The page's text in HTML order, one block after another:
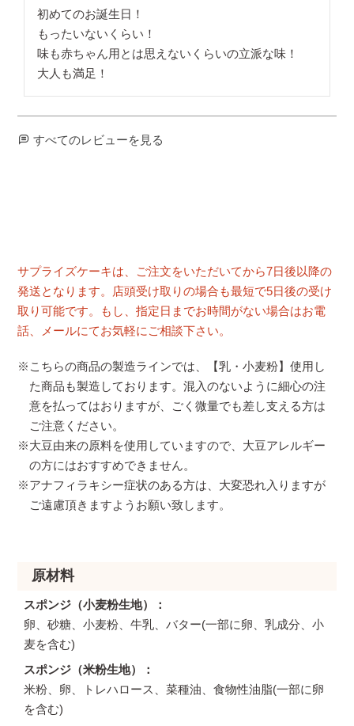
初めてのお誕生日！
もったいないくらい！
味も赤ちゃん用とは思えないくらいの立派な味！
大人も満足！
すべてのレビューを見る
サプライズケーキは、ご注文をいただいてから7日後以降の
発送となります。店頭受け取りの場合も最短で5日後の受け
取り可能です。もし、指定日までお時間がない場合はお電
話、メールにてお気軽にご相談下さい。
※こちらの商品の製造ラインでは、【乳・小麦粉】使用し
た商品も製造しております。混入のないように細心の注
意を払ってはおりますが、ごく微量でも差し支える方は
ご注意ください。
※大豆由来の原料を使用していますので、大豆アレルギー
の方にはおすすめできません。
※アナフィラキシー症状のある方は、大変恐れ入りますが
ご遠慮頂きますようお願い致します。
原材料
スポンジ（小麦粉生地）
卵、砂糖、小麦粉、牛乳、バター(一部に卵、乳成分、小
麦を含む)
スポンジ（米粉生地）
米粉、卵、トレハロース、菜種油、食物性油脂(一部に卵
を含む)